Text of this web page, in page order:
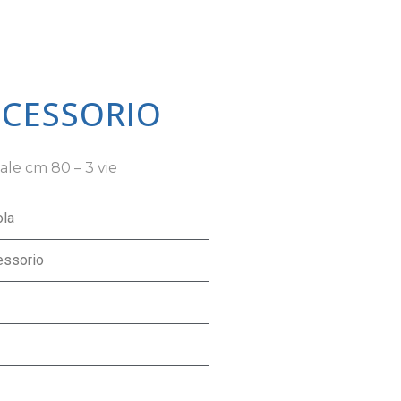
cm 80 – 3 vie